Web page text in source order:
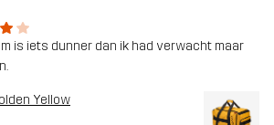
is iets dunner dan ik had verwacht maar
Yellow